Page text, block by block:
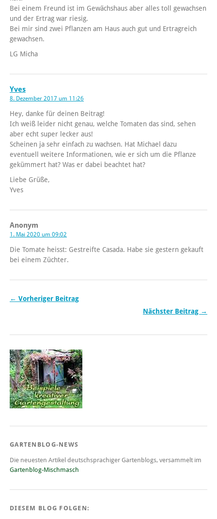
Bei einem Freund ist im Gewächshaus aber alles toll gewachsen
und der Ertrag war riesig.
Bei mir sind zwei Pflanzen am Haus auch gut und Ertragreich
gewachsen.
LG Micha
Yves
8. Dezember 2017 um 11:26
Hey, danke für deinen Beitrag!
Ich weiß leider nicht genau, welche Tomaten das sind, sehen
aber echt super lecker aus!
Scheinen ja sehr einfach zu wachsen. Hat Michael dazu
eventuell weitere Informationen, wie er sich um die Pflanze
gekümmert hat? Was er dabei beachtet hat?
Liebe Grüße,
Yves
Anonym
1. Mai 2020 um 09:02
Die Tomate heisst: Gestreifte Casada. Habe sie gestern gekauft
bei einem Züchter.
← Vorheriger Beitrag
Nächster Beitrag →
GARTENBLOG-NEWS
Die neuesten Artikel deutschsprachiger Gartenblogs, versammelt im
Gartenblog-Mischmasch
DIESEM BLOG FOLGEN: